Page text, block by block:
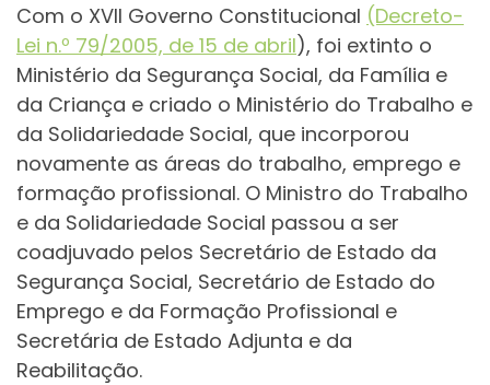
Com o XVII Governo Constitucional (Decreto-
Lei n.º 79/2005, de 15 de abril), foi extinto o
Ministério da Segurança Social, da Família e
da Criança e criado o Ministério do Trabalho e
da Solidariedade Social, que incorporou
novamente as áreas do trabalho, emprego e
formação profissional. O Ministro do Trabalho
e da Solidariedade Social passou a ser
coadjuvado pelos Secretário de Estado da
Segurança Social, Secretário de Estado do
Emprego e da Formação Profissional e
Secretária de Estado Adjunta e da
Reabilitação.